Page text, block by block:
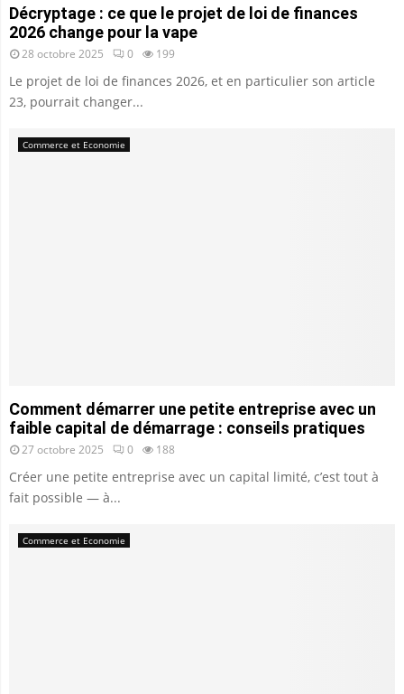
Décryptage : ce que le projet de loi de finances
2026 change pour la vape
28 octobre 2025 0 199
Le projet de loi de finances 2026, et en particulier son article
23, pourrait changer...
Commerce et Economie
Comment démarrer une petite entreprise avec un
faible capital de démarrage : conseils pratiques
27 octobre 2025 0 188
Créer une petite entreprise avec un capital limité, c’est tout à
fait possible — à...
Commerce et Economie